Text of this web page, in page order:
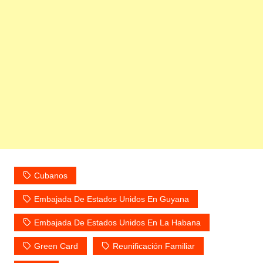
Cubanos
Embajada De Estados Unidos En Guyana
Embajada De Estados Unidos En La Habana
Green Card Reunificación Familiar